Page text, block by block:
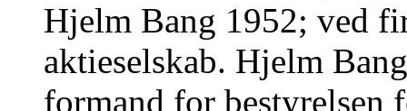
Hjelm Bang 1952; ved
aktieselskab. Hjelm
formand for bestyrelsen